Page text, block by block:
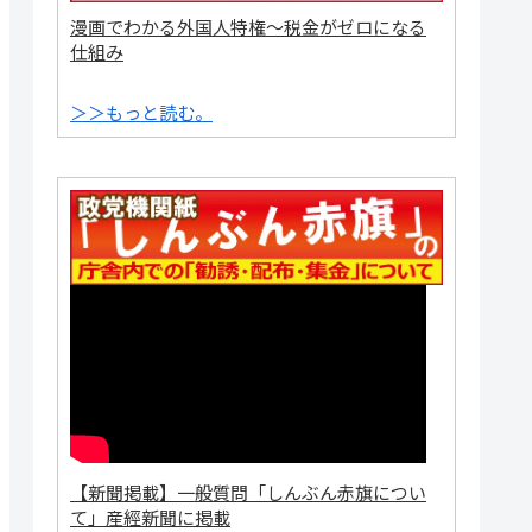
漫画でわかる外国人特権～税金がゼロになる
仕組み
＞＞もっと読む。
【新聞掲載】一般質問「しんぶん赤旗につい
て」産經新聞に掲載